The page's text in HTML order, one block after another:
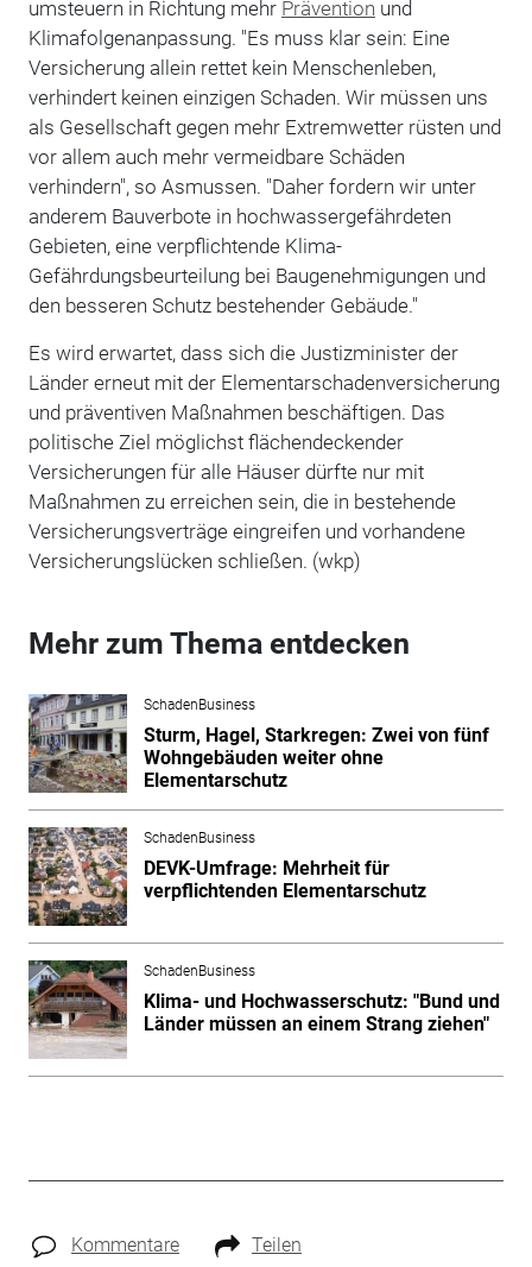
umsteuern in Richtung mehr Prävention und
Klimafolgenanpassung. "Es muss klar sein: Eine
Versicherung allein rettet kein Menschenleben,
verhindert keinen einzigen Schaden. Wir müssen uns
als Gesellschaft gegen mehr Extremwetter rüsten und
vor allem auch mehr vermeidbare Schäden
verhindern", so Asmussen. "Daher fordern wir unter
anderem Bauverbote in hochwassergefährdeten
Gebieten, eine verpflichtende Klima-
Gefährdungsbeurteilung bei Baugenehmigungen und
den besseren Schutz bestehender Gebäude."
Es wird erwartet, dass sich die Justizminister der
Länder erneut mit der Elementarschadenversicherung
und präventiven Maßnahmen beschäftigen. Das
politische Ziel möglichst flächendeckender
Versicherungen für alle Häuser dürfte nur mit
Maßnahmen zu erreichen sein, die in bestehende
Versicherungsverträge eingreifen und vorhandene
Versicherungslücken schließen. (wkp)
Mehr zum Thema entdecken
SchadenBusiness
Sturm, Hagel, Starkregen: Zwei von fünf
Wohngebäuden weiter ohne
Elementarschutz
SchadenBusiness
DEVK-Umfrage: Mehrheit für
verpflichtenden Elementarschutz
SchadenBusiness
Klima- und Hochwasserschutz: "Bund und
Länder müssen an einem Strang ziehen"
Kommentare Teilen